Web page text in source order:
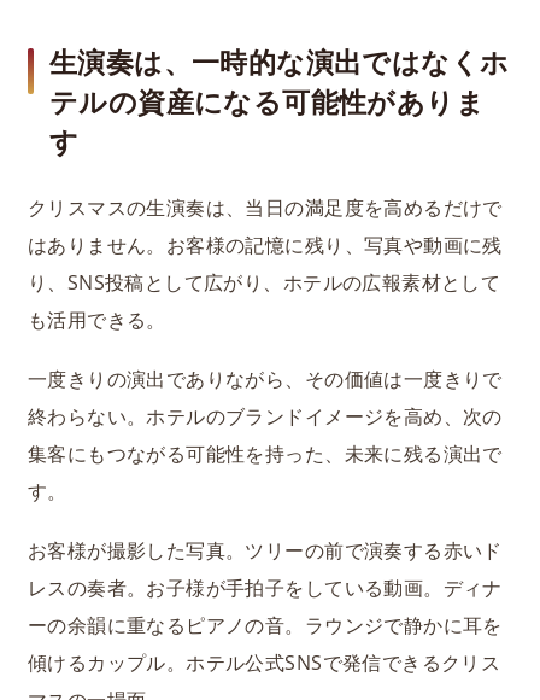
生演奏は、一時的な演出ではなくホ
テルの資産になる可能性がありま
す
クリスマスの生演奏は、当日の満足度を高めるだけで
はありません。お客様の記憶に残り、写真や動画に残
り、SNS投稿として広がり、ホテルの広報素材として
も活用できる。
一度きりの演出でありながら、その価値は一度きりで
終わらない。ホテルのブランドイメージを高め、次の
集客にもつながる可能性を持った、未来に残る演出で
す。
お客様が撮影した写真。ツリーの前で演奏する赤いド
レスの奏者。お子様が手拍子をしている動画。ディナ
ーの余韻に重なるピアノの音。ラウンジで静かに耳を
傾けるカップル。ホテル公式SNSで発信できるクリス